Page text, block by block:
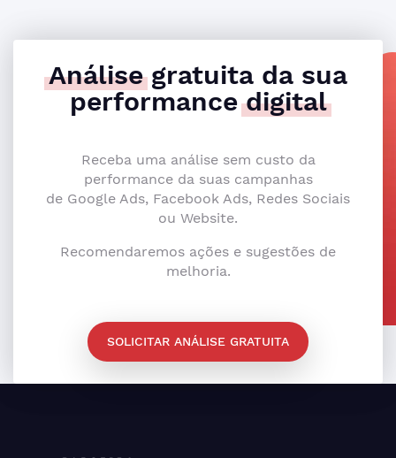
Análisegratuita da sua
performancedigital
Receba uma análise sem custo da
performance da suas campanhas
de Google Ads, Facebook Ads, Redes Sociais
ou Website.
Recomendaremos ações e sugestões de
melhoria.
SOLICITAR ANÁLISE GRATUITA